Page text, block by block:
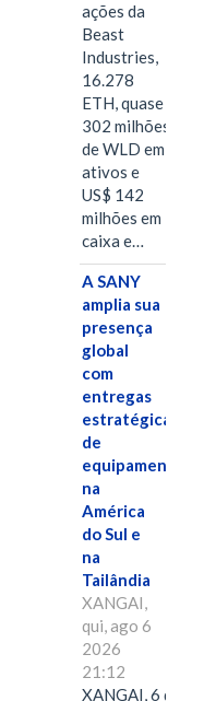
ações da
Beast
Industries,
16.278
ETH, quase
302 milhões
de WLD em
ativos e
US$ 142
milhões em
caixa e…
A SANY
amplia sua
presença
global
com
entregas
estratégicas
de
equipamentos
na
América
do Sul e
na
Tailândia
XANGAI,
qui, ago 6
2026
21:12
XANGAI, 6 de